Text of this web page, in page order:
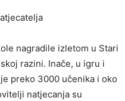
nagradile izletom u Stari
razini. Inače, u igru i
preko 3000 učenika i oko
natjecanja su